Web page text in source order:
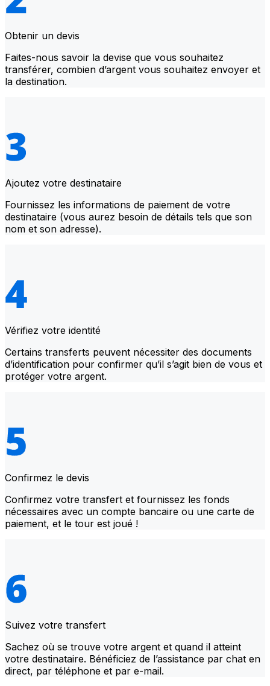
Obtenir un devis
Faites-nous savoir la devise que vous souhaitez
transférer, combien d’argent vous souhaitez envoyer et
la destination.
Ajoutez votre destinataire
Fournissez les informations de paiement de votre
destinataire (vous aurez besoin de détails tels que son
nom et son adresse).
Vérifiez votre identité
Certains transferts peuvent nécessiter des documents
d’identification pour confirmer qu’il s’agit bien de vous et
protéger votre argent.
Confirmez le devis
Confirmez votre transfert et fournissez les fonds
nécessaires avec un compte bancaire ou une carte de
paiement, et le tour est joué !
Suivez votre transfert
Sachez où se trouve votre argent et quand il atteint
votre destinataire. Bénéficiez de l’assistance par chat en
direct, par téléphone et par e-mail.